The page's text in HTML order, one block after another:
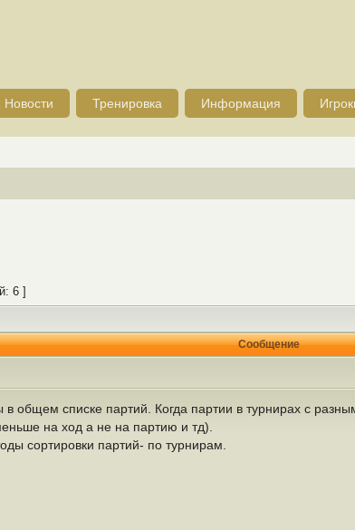
Новости Тренировка Информация
6 ]
Сообщение
в общем списке партий. Когда партии в турнирах с
на ход а не на партию и тд).
сортировки партий- по турнирам.